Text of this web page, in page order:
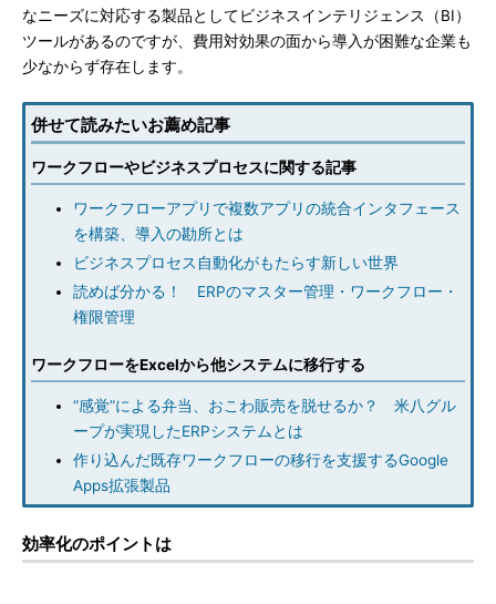
なニーズに対応する製品としてビジネスインテリジェンス（BI）
ツールがあるのですが、費用対効果の面から導入が困難な企業も
少なからず存在します。
併せて読みたいお薦め記事
ワークフローやビジネスプロセスに関する記事
ワークフローアプリで複数アプリの統合インタフェース
を構築、導入の勘所とは
ビジネスプロセス自動化がもたらす新しい世界
読めば分かる！ ERPのマスター管理・ワークフロー・
権限管理
ワークフローをExcelから他システムに移行する
“感覚”による弁当、おこわ販売を脱せるか？ 米八グル
ープが実現したERPシステムとは
作り込んだ既存ワークフローの移行を支援するGoogle
Apps拡張製品
効率化のポイントは